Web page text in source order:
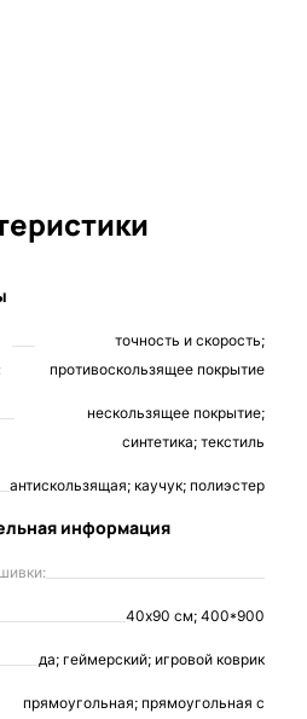
точность и скорость;
противоскользящее покрытие
нескользящее покрытие;
синтетика; текстиль
антискользящая; каучук; полиэстер
информация
40х90 см; 400*900
да; геймерский; игровой коврик
прямоугольная; прямоугольная с